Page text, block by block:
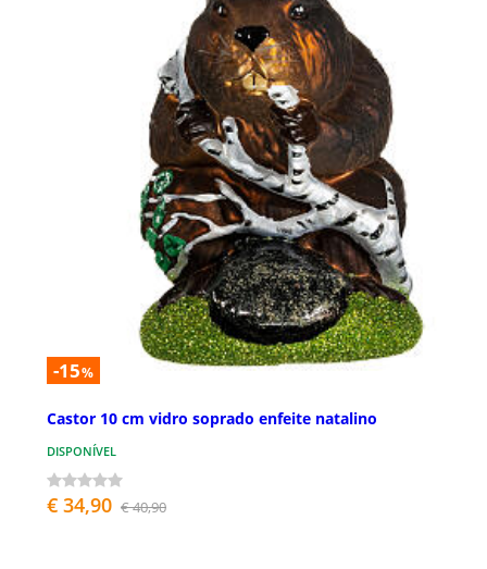
-15%
Castor 10 cm vidro soprado enfeite natalino
DISPONÍVEL
€ 34,90 € 40,90